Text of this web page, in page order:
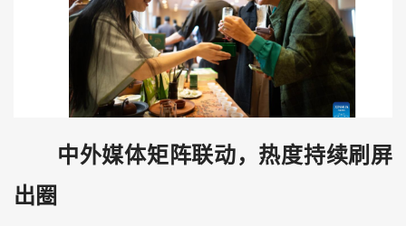
中外媒体矩阵联动，热度持续刷屏
出圈